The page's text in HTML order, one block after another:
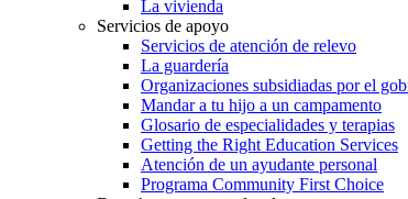
La vivienda
Servicios de apoyo
Servicios de atención de relevo
La guardería
Organizaciones subsidiadas por el
Mandar a tu hijo a un campamento
Glosario de especialidades y terapias
Getting the Right Education Services
Atención de un ayudante personal
Programa Community First Choice